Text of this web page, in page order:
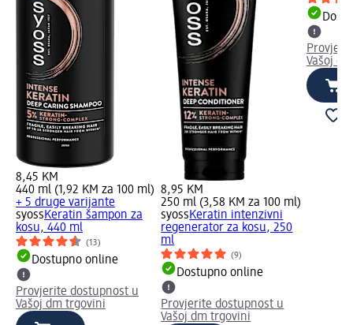
8,45 KM
440 ml (1,92 KM za 100 ml)
+ 5 druge varijante
syossKeratin šampon za
kosu, 440 ml
(13)
Dostupno online
Provjerite dostupnost u
Vašoj dm trgovini
8,95 KM
250 ml (3,58 KM za 100 ml)
syossKeratin intenzivni
regenerator za kosu, 250
ml
(9)
Dostupno online
Provjerite dostupnost u
Vašoj dm trgovini
Vašoj